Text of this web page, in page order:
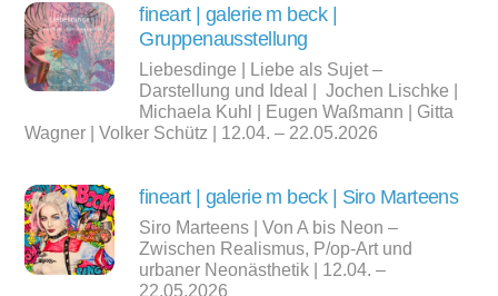
fineart | galerie m beck |
Gruppenausstellung
Liebesdinge | Liebe als Sujet –
Darstellung und Ideal | Jochen Lischke |
Michaela Kuhl | Eugen Waßmann | Gitta
Wagner | Volker Schütz | 12.04. – 22.05.2026
fineart | galerie m beck | Siro Marteens
Siro Marteens | Von A bis Neon –
Zwischen Realismus, P/op-Art und
urbaner Neonästhetik | 12.04. –
22.05.2026